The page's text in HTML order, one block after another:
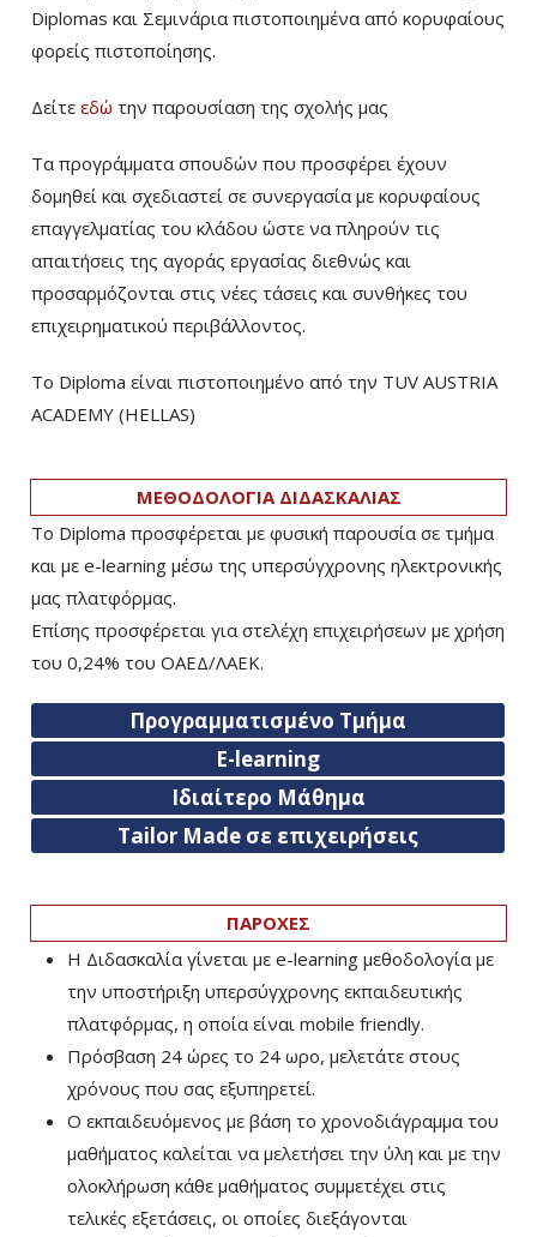
Diplomas και Σεμινάρια πιστοποιημένα από κορυφαίους
φορείς πιστοποίησης.
Δείτε εδώ την παρουσίαση της σχολής μας
Τα προγράμματα σπουδών που προσφέρει έχουν
δομηθεί και σχεδιαστεί σε συνεργασία με κορυφαίους
επαγγελματίας του κλάδου ώστε να πληρούν τις
απαιτήσεις της αγοράς εργασίας διεθνώς και
προσαρμόζονται στις νέες τάσεις και συνθήκες του
επιχειρηματικού περιβάλλοντος.
Το Diploma είναι πιστοποιημένο από την TUV AUSTRIA
ACADEMY (HELLAS)­
ΜΕΘΟΔΟΛΟΓΙΑ ΔΙΔΑΣΚΑΛΙΑΣ
Το Diploma προσφέρεται με φυσική παρουσία σε τμήμα
και με e-learning μέσω της υπερσύγχρονης ηλεκτρονικής
μας πλατφόρμας.
Επίσης προσφέρεται για στελέχη επιχειρήσεων με χρήση
του 0,24% του ΟΑΕΔ/ΛΑΕΚ.
Προγραμματισμένο Τμήμα
E-learning
Ιδιαίτερο Μάθημα
Tailor Made σε επιχειρήσεις
ΠΑΡΟΧΕΣ
Η Διδασκαλία γίνεται με e-learning μεθοδολογία με
την υποστήριξη υπερσύγχρονης εκπαιδευτικής
πλατφόρμας, η οποία είναι mobile friendly.
Πρόσβαση 24 ώρες το 24 ωρο, μελετάτε στους
χρόνους που σας εξυπηρετεί.
Ο εκπαιδευόμενος με βάση το χρονοδιάγραμμα του
μαθήματος καλείται να μελετήσει την ύλη και με την
ολοκλήρωση κάθε μαθήματος συμμετέχει στις
τελικές εξετάσεις, οι οποίες διεξάγονται